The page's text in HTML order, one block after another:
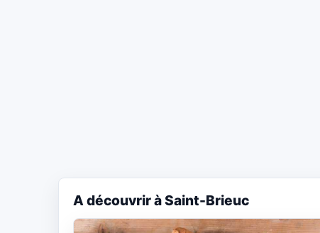
A découvrir à Saint-Brieuc